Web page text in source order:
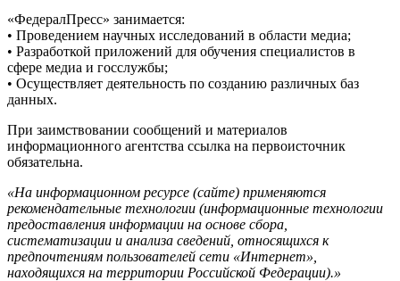
«ФедералПресс» занимается:
• Проведением научных исследований в области медиа;
• Разработкой приложений для обучения специалистов в
сфере медиа и госслужбы;
• Осуществляет деятельность по созданию различных баз
данных.
При заимствовании сообщений и материалов
информационного агентства ссылка на первоисточник
обязательна.
«На информационном ресурсе (сайте) применяются
рекомендательные технологии (информационные технологии
предоставления информации на основе сбора,
систематизации и анализа сведений, относящихся к
предпочтениям пользователей сети «Интернет»,
находящихся на территории Российской Федерации).»